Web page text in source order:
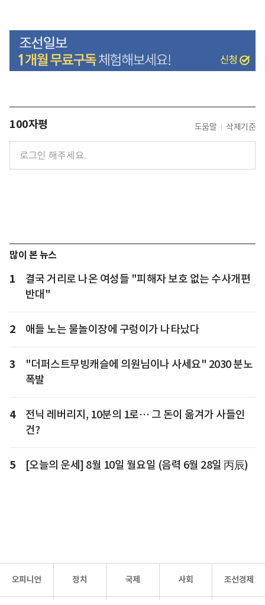
100자평 도움말 삭제기준
많이 본 뉴스
1
결국 거리로 나온 여성들 "피해자 보호 없는 수사개편
반대"
2 애들 노는 물놀이장에 구렁이가 나타났다
3
"더퍼스트무빙캐슬에 의원님이나 사세요" 2030 분노
폭발
4
전닉 레버리지, 10분의 1로… 그 돈이 옮겨가 사들인
건?
5 [오늘의 운세] 8월 10일 월요일 (음력 6월 28일 丙辰)
오피니언 정치 국제 사회 조선경제